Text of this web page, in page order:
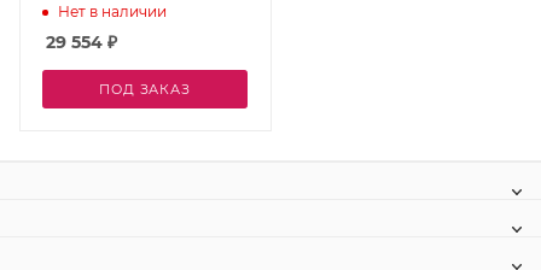
Нет в наличии
29 554 ₽
ПОД ЗАКАЗ